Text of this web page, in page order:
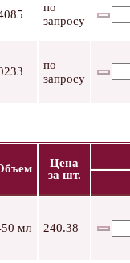
по
запросу
по
запросу
Цена
за шт.
мл 240.38